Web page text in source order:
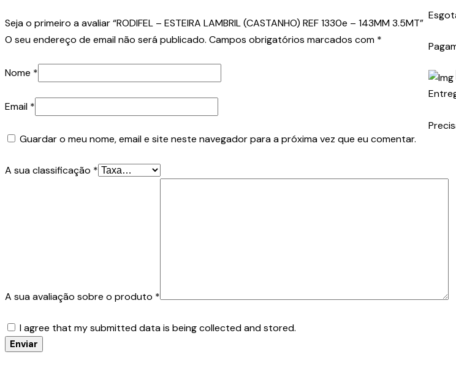
Seja o primeiro a avaliar “RODIFEL – ESTEIRA LAMBRIL (CASTANHO) REF 1330e – 143MM 3.5MT”
O seu endereço de email não será publicado. Campos obrigatórios marcados com *
Nome *
Email *
Guardar o meu nome, email e site neste navegador para a próxima vez que eu comentar.
A sua classificação *
A sua avaliação sobre o produto *
I agree that my submitted data is being collected and stored.